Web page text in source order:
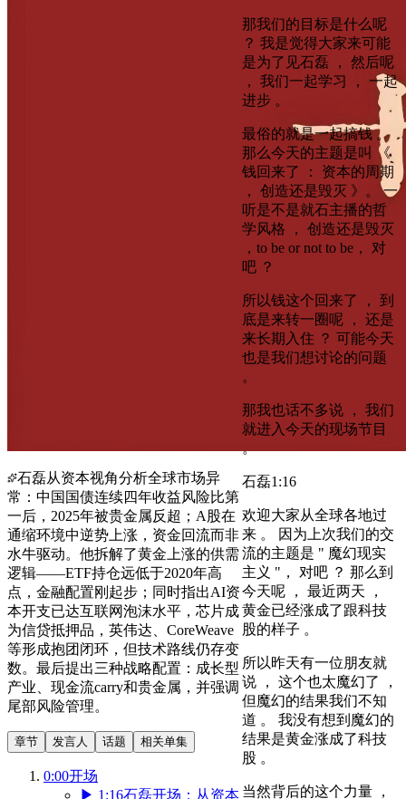
石磊从资本视角分析全球市场异
常：中国国债连续四年收益风险比第
一后，2025年被贵金属反超；A股在
通缩环境中逆势上涨，资金回流而非
水牛驱动。他拆解了黄金上涨的供需
逻辑——ETF持仓远低于2020年高
点，金融配置刚起步；同时指出AI资
本开支已达互联网泡沫水平，芯片成
为信贷抵押品，英伟达、CoreWeave
等形成抱团闭环，但技术路线仍存变
数。最后提出三种战略配置：成长型
产业、现金流carry和贵金属，并强调
尾部风险管理。
章节 发言人 话题 相关单集
0:00开场
▶ 1:16石磊开场：从资本
那我们的目标是什么呢
？ 我是觉得大家来可能
是为了见石磊 ， 然后呢
， 我们一起学习 ， 一起
进步 。
最俗的就是一起搞钱 。
那么今天的主题是叫 《
钱回来了 ： 资本的周期
， 创造还是毁灭 》。 一
听是不是就石主播的哲
学风格 ， 创造还是毁灭
，to be or not to be， 对
吧 ？
所以钱这个回来了 ， 到
底是来转一圈呢 ， 还是
来长期入住 ？ 可能今天
也是我们想讨论的问题
。
那我也话不多说 ， 我们
就进入今天的现场节目
。
石磊1:16
欢迎大家从全球各地过
来 。 因为上次我们的交
流的主题是 " 魔幻现实
主义 "， 对吧 ？ 那么到
今天呢 ， 最近两天 ，
黄金已经涨成了跟科技
股的样子 。
所以昨天有一位朋友就
说 ， 这个也太魔幻了 ，
但魔幻的结果我们不知
道 。 我没有想到魔幻的
结果是黄金涨成了科技
股 。
当然背后的这个力量 ，